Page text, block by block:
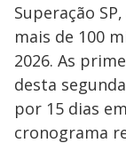
Superação
mais de 100
2026. As
desta
por 15 dias
cronograma